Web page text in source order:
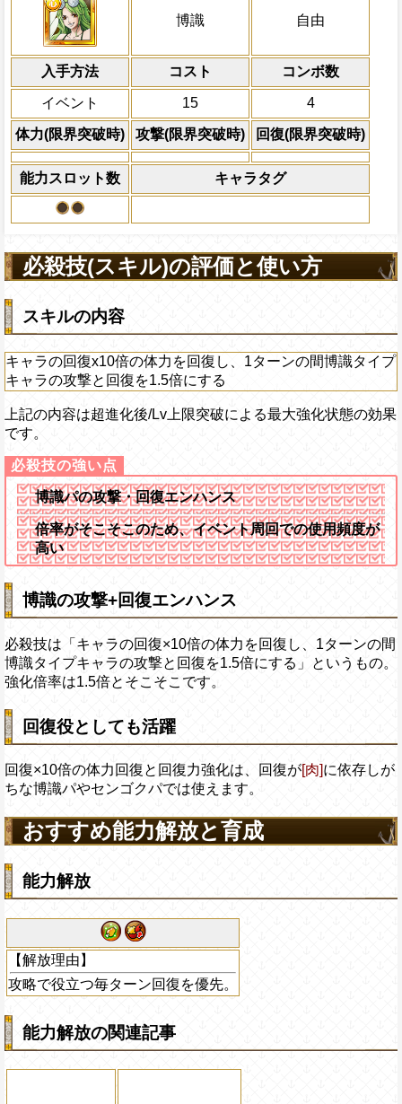
博識 自由
入手方法 コスト コンボ数
イベント 15 4
体力(限界突破時) 攻撃(限界突破時) 回復(限界突破時)
能力スロット数 キャラタグ
キャラの回復x10倍の体力を回復し、1タ
上限突破
船長効果
キャラの攻撃を
にし、他の属性キャ
必殺技
ターン数：8
敵1体のHPを25%減
体力の上限を無視し
×30倍の全プレイヤー
(最大体力の2倍上限
えている時、体力満
になる)、全プレイヤ
アクション
を30%下げ、自由タ
げる
力に上乗せする
シーザー ヴェルゴ
Lv上限突破
必殺技(スキル)の評価と使い方
スキルの内容
キャラの回復x10倍の体力を回復し、1ターンの間博識タイプ
キャラの攻撃と回復を1.5倍にする
上記の内容は超進化後/Lv上限突破による最大強化状態の効果
です。
博識パの攻撃・回復エンハンス
倍率がそこそこのため、イベント周回での使用頻度が
高い
博識の攻撃+回復エンハンス
必殺技は「キャラの回復×10倍の体力を回復し、1ターンの間
博識タイプキャラの攻撃と回復を1.5倍にする」というもの。
強化倍率は1.5倍とそこそこです。
回復役としても活躍
回復×10倍の体力回復と回復力強化は、回復が[肉]に依存しが
ちな博識パやセンゴクパでは使えます。
おすすめ能力解放と育成
能力解放
【解放理由】
攻略で役立つ毎ターン回復を優先。
能力解放の関連記事